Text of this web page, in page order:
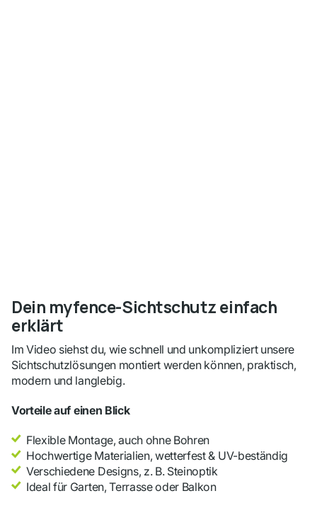
Dein myfence-Sichtschutz einfach
erklärt
Im Video siehst du, wie schnell und unkompliziert unsere
Sichtschutzlösungen montiert werden können, praktisch,
modern und langlebig.
Vorteile auf einen Blick
Flexible Montage, auch ohne Bohren
Hochwertige Materialien, wetterfest & UV-beständig
Verschiedene Designs, z. B. Steinoptik
Ideal für Garten, Terrasse oder Balkon